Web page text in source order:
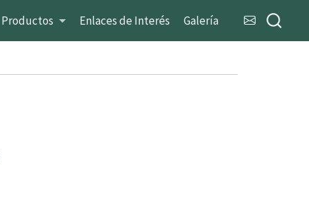
Productos Enlaces de Interés Galería